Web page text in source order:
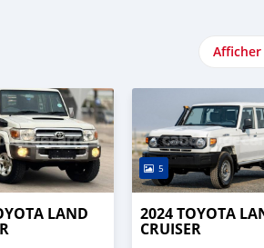
LAND
5
2024 TOYOTA
CRUISER